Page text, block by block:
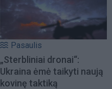
Pasaulis
„Sterbliniai dronai“:
Ukraina ėmė taikyti naują
kovinę taktiką